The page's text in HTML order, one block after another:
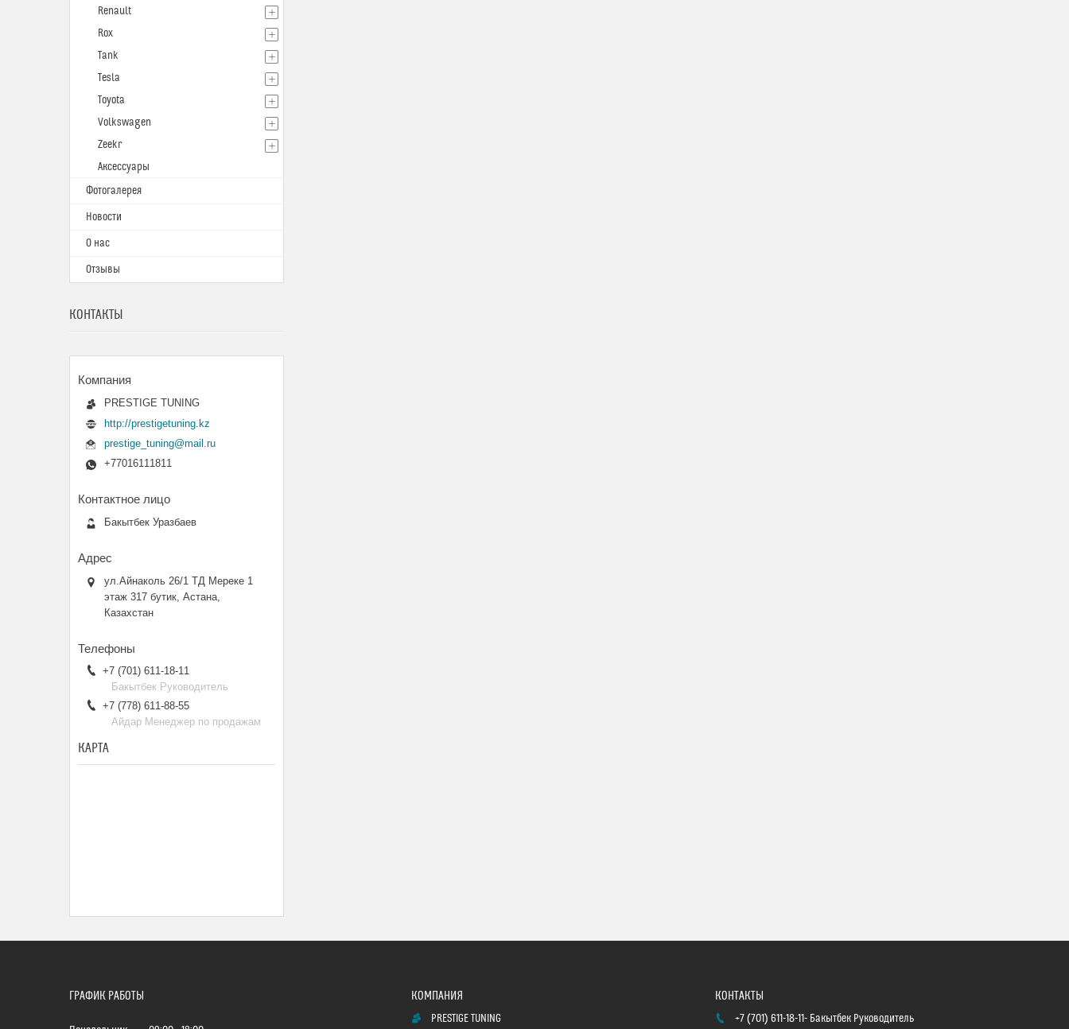
Renault
Rox
Tank
Tesla
Toyota
Volkswagen
Zeekr
Аксессуары
Фотогалерея
Новости
О нас
Отзывы
КОНТАКТЫ
PRESTIGE TUNING
http://prestigetuning.kz
prestige_tuning@mail.ru
+77016111811
Бакытбек Уразбаев
ул.Айнаколь 26/1 ТД Мереке 1
этаж 317 бутик, Астана,
Казахстан
+7 (701) 611-18-11
Бакытбек Руководитель
+7 (778) 611-88-55
Айдар Менеджер по продажам
КАРТА
ГРАФИК РАБОТЫ
PRESTIGE TUNING +7 (701) 611-18-11 Бакытбек Руководитель